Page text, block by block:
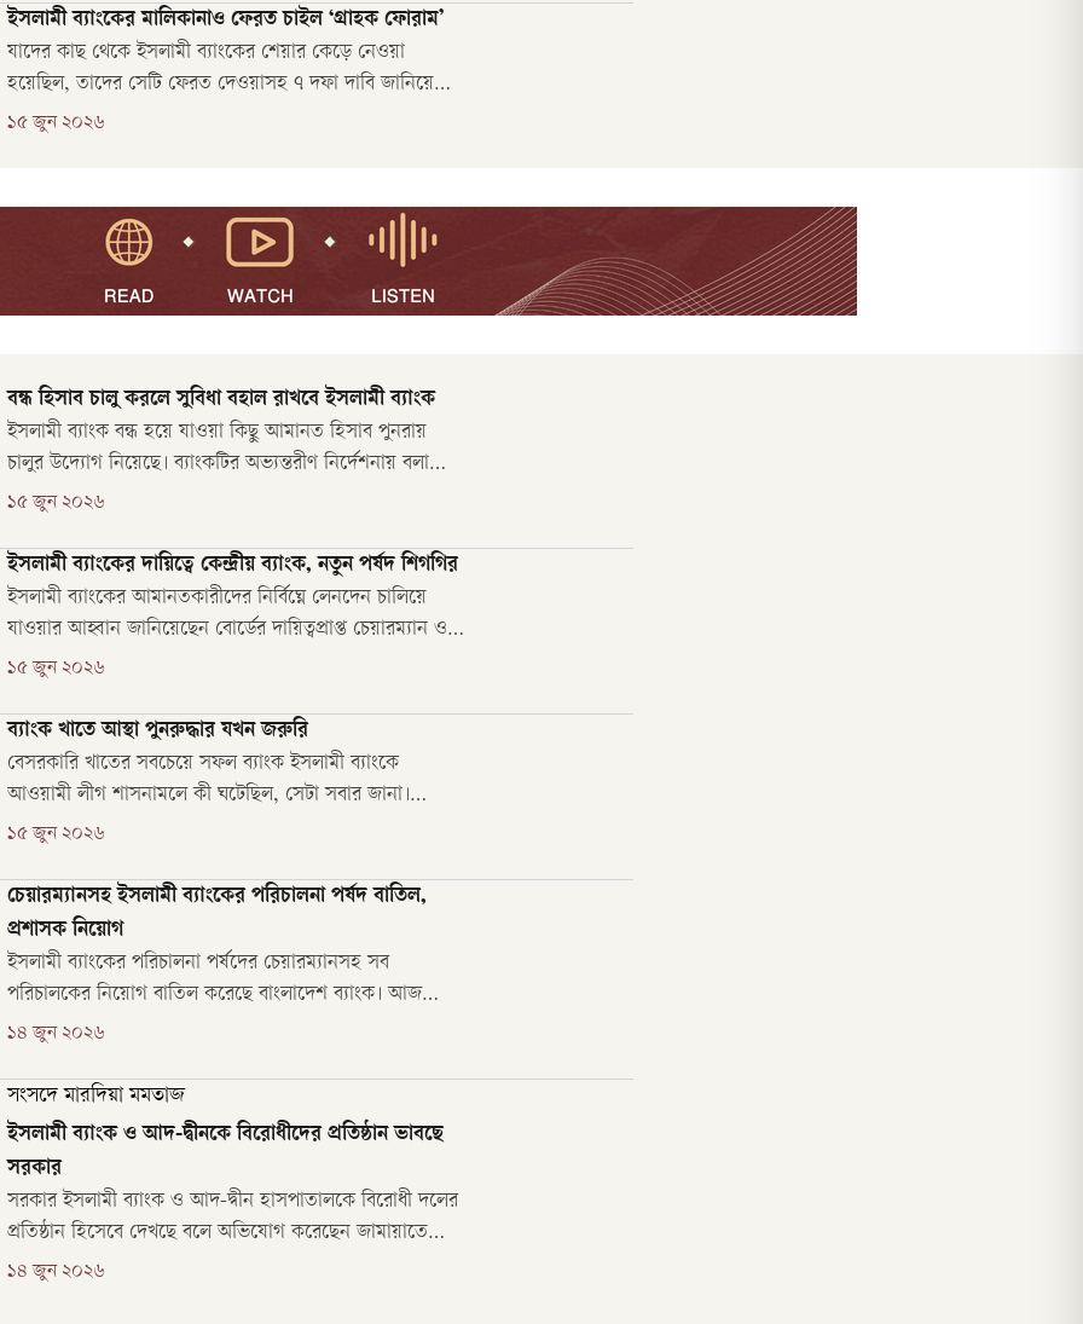
স্মারকলিপি প্রদান করা হয়।
ইসলামী ব্যাংকের মালিকানাও ফেরত চাইল ‘গ্রাহক ফোরাম’
যাদের কাছ থেকে ইসলামী ব্যাংকের শেয়ার কেড়ে নেওয়া
হয়েছিল, তাদের সেটি ফেরত দেওয়াসহ ৭ দফা দাবি জানিয়েছে
ব্যাংকটির গ্রাহকের সংগঠন ‘সচেতন গ্রাহক ফোরাম’।
১৫ জুন ২০২৬
বন্ধ হিসাব চালু করলে সুবিধা বহাল রাখবে ইসলামী ব্যাংক
ইসলামী ব্যাংক বন্ধ হয়ে যাওয়া কিছু আমানত হিসাব পুনরায়
চালুর উদ্যোগ নিয়েছে। ব্যাংকটির অভ্যন্তরীণ নির্দেশনায় বলা
হয়েছে, এসব হিসাব চালু করলে কোনো মাশুল দিতে হবে না।
হওয়া এসব হিসাব পুনরায় সচলে ব্যবস্থা নিতে হবে।
১৫ জুন ২০২৬
ইসলামী ব্যাংকের দায়িত্বে কেন্দ্রীয় ব্যাংক, নতুন পর্ষদ শিগগির
ইসলামী ব্যাংকের আমানতকারীদের নির্বিঘ্নে লেনদেন চালিয়ে
যাওয়ার আহ্বান জানিয়েছেন বোর্ডের দায়িত্বপ্রাপ্ত চেয়ারম্যান ও
বাংলাদেশ ব্যাংকের নির্বাহী পরিচালক মোহাম্মদ জহির হোসেন।
পরিচালনা পর্ষদ গঠনের জন্য যাচাই-বাছাই চলছে।
১৫ জুন ২০২৬
ব্যাংক খাতে আস্থা পুনরুদ্ধার যখন জরুরি
বেসরকারি খাতের সবচেয়ে সফল ব্যাংক ইসলামী ব্যাংকে
আওয়ামী লীগ শাসনামলে কী ঘটেছিল, সেটা সবার জানা।
অন্তর্বর্তী শাসনামলে ইসলামী ব্যাংকসহ কিছু ব্যাংক রক্ষায়
এলে খাতটিতে আস্থা জাগানোর পদক্ষেপ আরও জোরালো করা
হবে।
১৫ জুন ২০২৬
চেয়ারম্যানসহ ইসলামী ব্যাংকের পরিচালনা পর্ষদ বাতিল,
প্রশাসক নিয়োগ
ইসলামী ব্যাংকের পরিচালনা পর্ষদের চেয়ারম্যানসহ সব
পরিচালকের নিয়োগ বাতিল করেছে বাংলাদেশ ব্যাংক। আজ
রোববার বাংলাদেশ ব্যাংক এক বিজ্ঞপ্তিতে এ তথ্য জানায়।
১৪ জুন ২০২৬
সংসদে মারদিয়া মমতাজ
ইসলামী ব্যাংক ও আদ-দ্বীনকে বিরোধীদের প্রতিষ্ঠান ভাবছে
সরকার
সরকার ইসলামী ব্যাংক ও আদ-দ্বীন হাসপাতালকে বিরোধী দলের
প্রতিষ্ঠান হিসেবে দেখছে বলে অভিযোগ করেছেন জামায়াতে
ইসলামীর নারী সংসদ সদস্য মারদিয়া মমতাজ। রোববার (১৪
১৪ জুন ২০২৬